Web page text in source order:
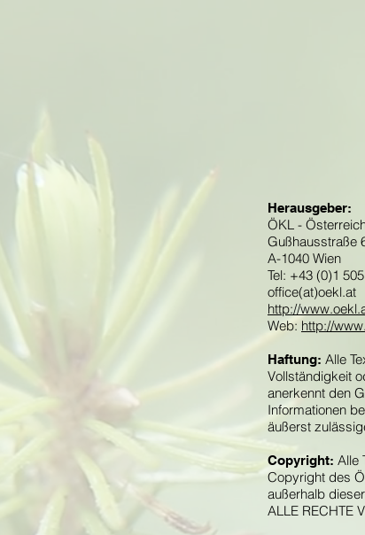
Herausgeber:
ÖKL -
Gußhausstraße
A-1040 Wien
Tel: +43 (0)1
office(at)oekl.at
http://
Web: http://
Haftung: Alle
Vollständigkeit
anerkennt den
Informationen
äußerst
Copyright: Alle
Copyright des
außerhalb
ALLE RECHTE